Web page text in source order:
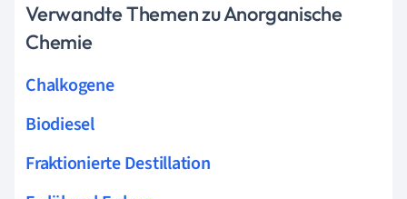
Verwandte Themen zu Anorganische
Chemie
Chalkogene
Biodiesel
Fraktionierte Destillation